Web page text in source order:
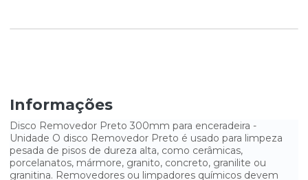
DISCO RESTAURADOR VERMELHO 350MM
DISCO RESTAURADOR VERMELHO 410MM
DISCO RESTAURADOR VERMELHO 510MM
Informações
Disco Removedor Preto 300mm para enceradeira -
Unidade O disco Removedor Preto é usado para limpeza
pesada de pisos de dureza alta, como cerâmicas,
porcelanatos, mármore, granito, concreto, granilite ou
granitina. Removedores ou limpadores químicos devem